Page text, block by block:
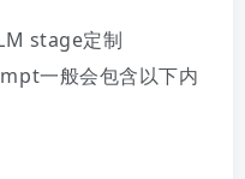
stage定制
一般会包含以下内